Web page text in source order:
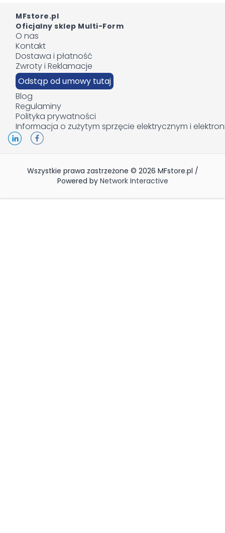
MFstore.pl
Oficjalny sklep Multi-Form
O nas
Kontakt
Dostawa i płatność
Zwroty i Reklamacje
Odstąp od umowy tutaj
Blog
Regulaminy
Polityka prywatności
Informacja o zużytym sprzęcie elektrycznym i
Wszystkie prawa zastrzeżone © 2026 MFstore.pl /
Powered by Network Interactive